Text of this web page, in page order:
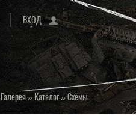
ВХОД
Галерея»Каталог»Схемы